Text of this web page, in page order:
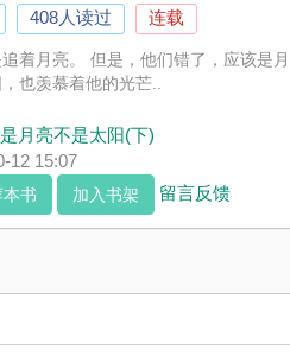
408人读过 连载
着月亮。 但是，他们错了，应该是
也羡慕着他的光芒..
月亮不是太阳(下)
12 15:07
书 加入书架 留言反馈